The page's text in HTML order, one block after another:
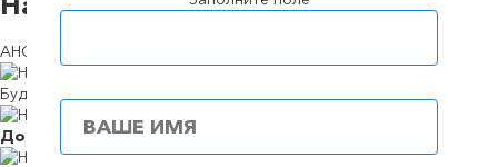
АНОНИМНО И НЕДОРОГО
Будем в течение
Доступныецены